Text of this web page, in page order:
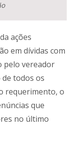
ações
em dívidas com
pelo vereador
de todos os
requerimento, o
que
no último